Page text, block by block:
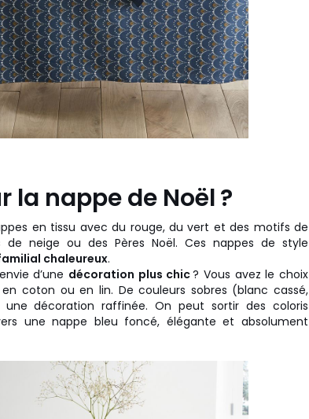
la nappe de Noël ?
en tissu avec du rouge, du vert et des motifs de
neige ou des Pères Noël. Ces nappes de style
chaleureux.
d’une décoration plus chic? Vous avez le choix
coton ou en lin. De couleurs sobres (blanc cassé,
décoration raffinée. On peut sortir des coloris
une nappe bleu foncé, élégante et absolument